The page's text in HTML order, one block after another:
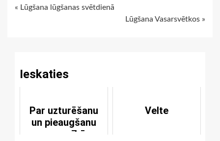
Continue
« Lūgšana lūgšanas svētdienā
Lūgšana Vasarsvētkos »
Ieskaties
Par uzturēšanu
un pieaugšanu
pazemībā
Velte